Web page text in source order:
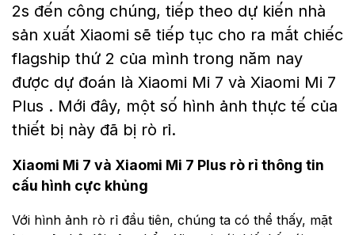
2s đến công chúng, tiếp theo dự kiến nhà
sản xuất Xiaomi sẽ tiếp tục cho ra mắt chiếc
flagship thứ 2 của mình trong năm nay
được dự đoán là Xiaomi Mi 7 và Xiaomi Mi 7
Plus . Mới đây, một số hình ảnh thực tế của
thiết bị này đã bị rò rỉ.
Xiaomi Mi 7 và Xiaomi Mi 7 Plus rò rỉ thông tin
cấu hình cực khủng
Với hình ảnh rò rỉ đầu tiên, chúng ta có thể thấy, mặt